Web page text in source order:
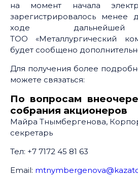
на момент начала
зарегистрировалось менее
ходе дальнейшей
ТОО «Mеталлургический
будет сообщено
Для получения более
можете связаться:
По вопросам
собрания акционеров
Майра Тнымбергенова,
секретарь
Тел: +7 7172 45 81 63
Email: